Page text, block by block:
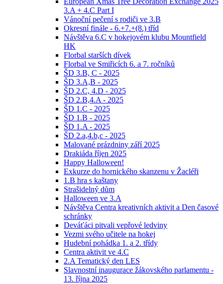
3.A + 4.C Part I
Vánoční pečení s rodiči ve 3.B
Okresní finále - 6.+7.+(8.) tříd
Návštěva 6.C v hokejovém klubu Mountfield
HK
Florbal starších dívek
Florbal ve Smiřicích 6. a 7. ročníků
ŠD 3.B, C - 2025
ŠD 3.A,B - 2025
ŠD 2.C, 4.D - 2025
ŠD 2.B,4.A - 2025
ŠD 1.C - 2025
ŠD 1.B - 2025
ŠD 1.A - 2025
ŠD 2.a,4.b,c - 2025
Malované prázdniny září 2025
Drakiáda říjen 2025
Happy Halloween!
Exkurze do hornického skanzenu v Žacléři
1.B hra s kaštany
Strašidelný dům
Halloween ve 3.A
Návštěva Centra kreativních aktivit a Den časové
schránky
Deváťáci pitvali vepřové ledviny
Vezmi svého učitele na hokej
Hudební pohádka 1. a 2. třídy
Centra aktivit ve 4.C
2.A Tematický den LES
Slavnostní inaugurace žákovského parlamentu -
13. října 2025